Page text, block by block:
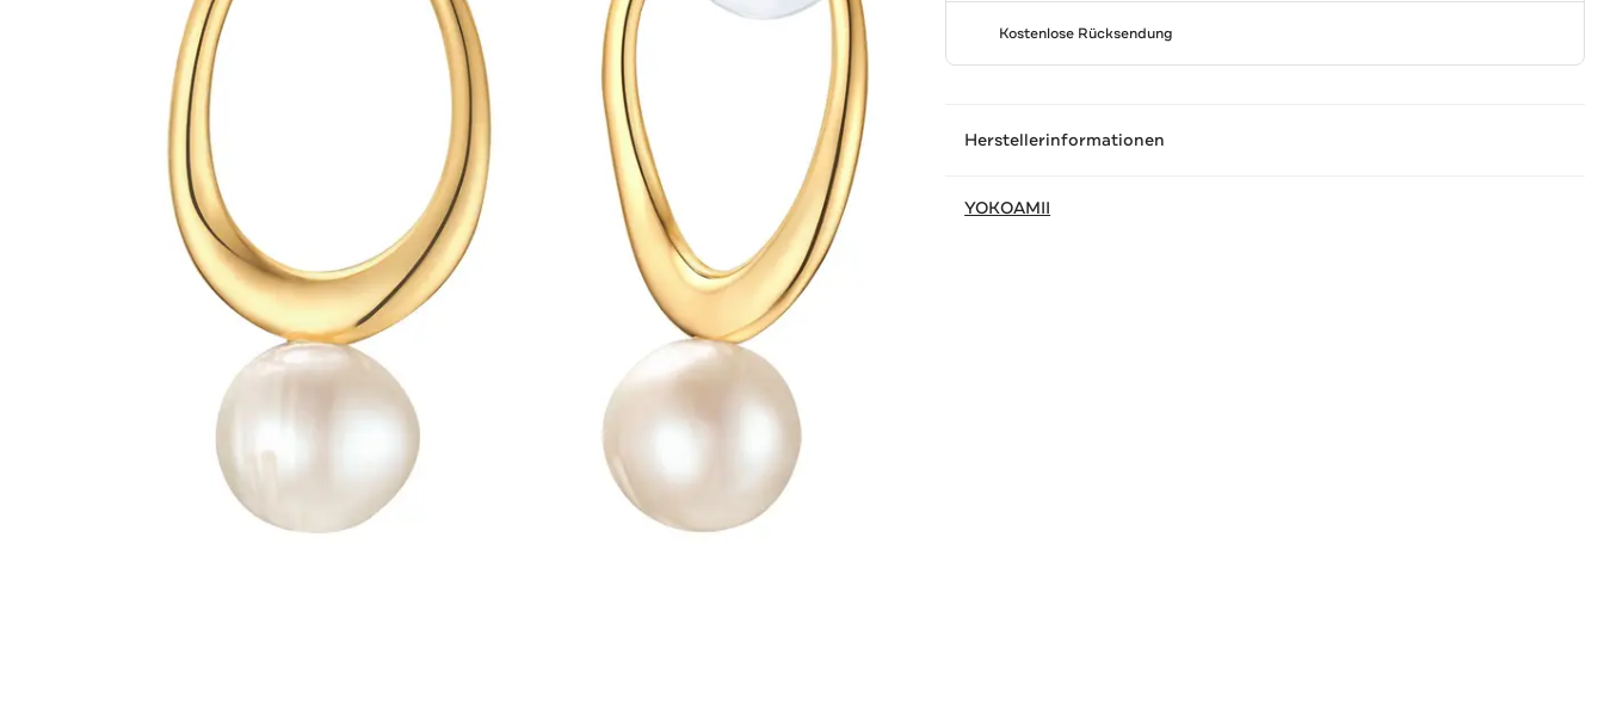
Kostenlose Rücksendung
Herstellerinformationen
YOKOAMII